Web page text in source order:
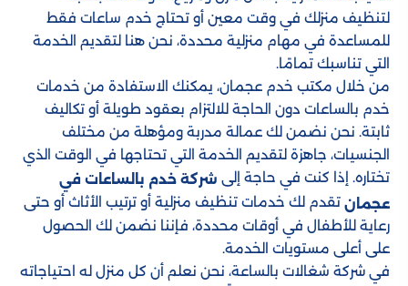
لتنظيف منزلك في وقت معين أو تحتاج خدم ساعات فقط
للمساعدة في مهام منزلية محددة، نحن هنا لتقديم الخدمة
التي تناسبك تمامًا.
من خلال مكتب خدم عجمان، يمكنك الاستفادة من خدمات
خدم بالساعات دون الحاجة للالتزام بعقود طويلة أو تكاليف
ثابتة. نحن نضمن لك عمالة مدربة ومؤهلة من مختلف
الجنسيات، جاهزة لتقديم الخدمة التي تحتاجها في الوقت الذي
تختاره. إذا كنت في حاجة إلى شركة خدم بالساعات في
عجمان تقدم لك خدمات تنظيف منزلية أو ترتيب الأثاث أو حتى
رعاية للأطفال في أوقات محددة، فإننا نضمن لك الحصول
على أعلى مستويات الخدمة.
في شركة شغالات بالساعة، نحن نعلم أن كل منزل له احتياجاته